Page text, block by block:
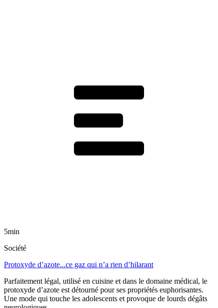
5min
Société
Protoxyde d’azote...ce gaz qui n’a rien d’hilarant
Parfaitement légal, utilisé en cuisine et dans le domaine médical, le
protoxyde d’azote est détourné pour ses propriétés euphorisantes.
Une mode qui touche les adolescents et provoque de lourds dégâts